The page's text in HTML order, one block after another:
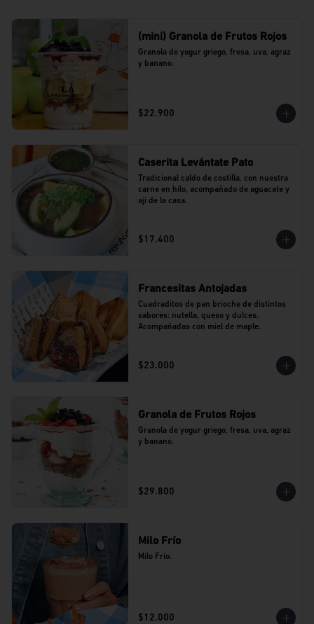
(mini) Granola de Frutos Rojos
Granola de yogur griego, fresa, uva, agraz
y banano.
$22.900
Caserita Levántate Pato
Tradicional caldo de costilla, con nuestra
carne en hilo, acompañado de aguacate y
ají de la casa.
$17.400
Francesitas Antojadas
Cuadraditos de pan brioche de distintos
sabores: nutella, queso y dulces.
Acompañadas con miel de maple.
$23.000
Granola de Frutos Rojos
Granola de yogur griego, fresa, uva, agraz
y banano.
$29.800
Milo Frío
Milo Frío.
$12.000